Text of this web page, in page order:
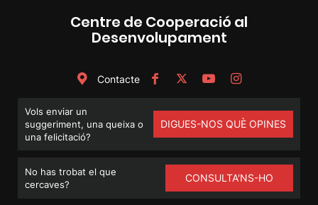
Centre de Cooperació al
Desenvolupament
Contacte
Vols enviar un
suggeriment, una queixa o
una felicitació?
DIGUES-NOS QUÈ OPINES
No has trobat el que
cercaves?
CONSULTA'NS-HO